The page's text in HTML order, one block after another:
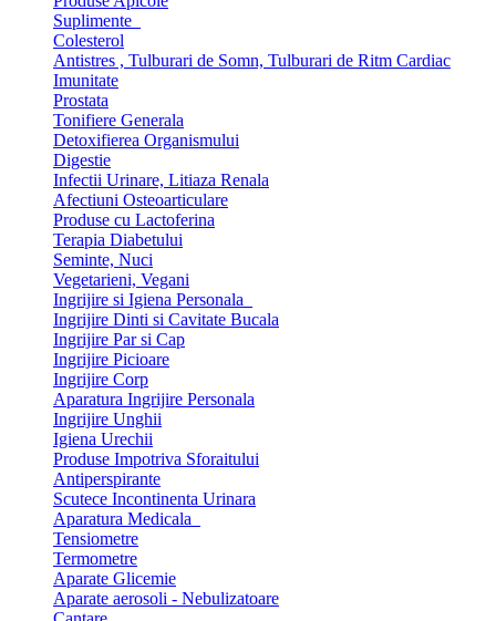
Suplimente
Colesterol
Antistres , Tulburari de Somn, Tulburari de Ritm Cardiac
Imunitate
Prostata
Tonifiere Generala
Detoxifierea Organismului
Digestie
Infectii Urinare, Litiaza Renala
Afectiuni Osteoarticulare
Produse cu Lactoferina
Terapia Diabetului
Seminte, Nuci
Vegetarieni, Vegani
Ingrijire si Igiena Personala
Ingrijire Dinti si Cavitate Bucala
Ingrijire Par si Cap
Ingrijire Picioare
Ingrijire Corp
Aparatura Ingrijire Personala
Ingrijire Unghii
Igiena Urechii
Produse Impotriva Sforaitului
Antiperspirante
Scutece Incontinenta Urinara
Aparatura Medicala
Tensiometre
Termometre
Aparate Glicemie
Aparate aerosoli - Nebulizatoare